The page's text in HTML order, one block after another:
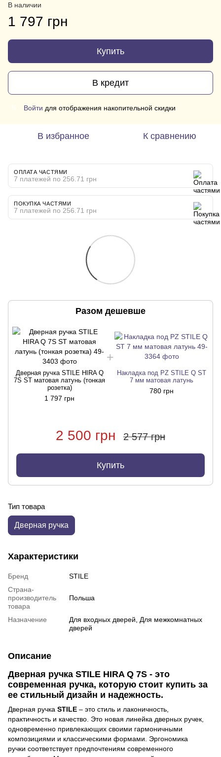
В наличии
1 797 грн
Купить
В кредит
Войти для отображения накопительной скидки
В избранное К сравнению
ОПЛАТА ЧАСТЯМИ
7 платежей по 256.71 грн
ПОКУПКА ЧАСТЯМИ
7 платежей по 256.71 грн
Разом дешевше
Дверная ручка STILE HIRA Q
7S ST матовая латунь (тонкая
розетка)
1 797 грн
Накладка под PZ STILE Q ST
7 мм матовая латунь
780 грн
2 500 грн 2 577 грн
Купить
Тип товара
Дверная ручка
Характеристики
Бренд
STILE
Страна-
производитель
товара
Польша
Назначение
Для входных дверей, Для межкомнатных
дверей
Описание
Дверная ручка STILE HIRA Q 7S - это
современная ручка, которую стоит купить за
ее стильный дизайн и надежность.
Дверная ручка STILE – это стиль и лаконичность,
практичность и качество. Это новая линейка дверных ручек,
одновременно привлекающих своими гармоничными
композициями и классическими формами. Эргономика
ручки соответствует предпочтениям современного